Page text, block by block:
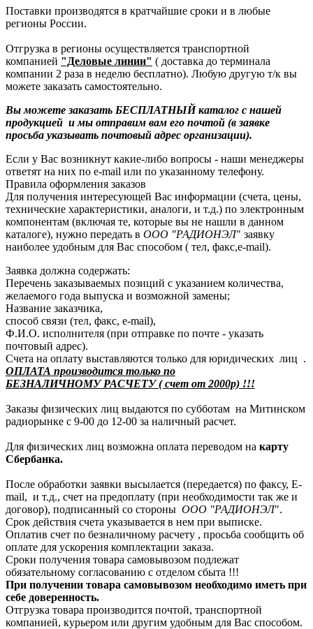
Поставки производятся в кратчайшие сроки и в любые
регионы России.
Отгрузка в регионы осуществляется транспортной
компанией "Деловые линии" ( доставка до терминала
компании 2 раза в неделю бесплатно). Любую другую т/к вы
можете заказать самостоятельно.
Вы можете заказать БЕСПЛАТНЫЙ каталог с нашей
продукцией и мы отправим вам его почтой (в заявке
просьба указывать почтовый адрес организации).
Если у Вас возникнут какие-либо вопросы - наши менеджеры
ответят на них по e-mail или по указанному телефону.
Правила оформления заказов
Для получения интересующей Вас информации (счета, цены,
технические характеристики, аналоги, и т.д.) по электронным
компонентам (включая те, которые вы не нашли в данном
каталоге), нужно передать в ООО "РАДИОНЭЛ" заявку
наиболее удобным для Вас способом ( тел, факс,e-mail).
Заявка должна содержать:
Перечень заказываемых позиций с указанием количества,
желаемого года выпуска и возможной замены;
Название заказчика,
способ связи (тел, факс, e-mail),
Ф.И.О. исполнителя (при отправке по почте - указать
почтовый адрес).
Счета на оплату выставляются только для юридических лиц .
ОПЛАТА производится только по
БЕЗНАЛИЧНОМУ РАСЧЕТУ ( счет от 2000р) !!!
Заказы физических лиц выдаются по субботам на Митинском
радиорынке с 9-00 до 12-00 за наличный расчет.
Для физических лиц возможна оплата переводом на карту
Сбербанка.
После обработки заявки высылается (передается) по факсу, E-
mail, и т.д., счет на предоплату (при необходимости так же и
договор), подписанный со стороны ООО "РАДИОНЭЛ".
Срок действия счета указывается в нем при выписке.
Оплатив счет по безналичному расчету , просьба сообщить об
оплате для ускорения комплектации заказа.
Сроки получения товара самовывозом подлежат
обязательному согласованию с отделом сбыта !!!
При получении товара самовывозом необходимо иметь при
себе доверенность.
Отгрузка товара производится почтой, транспортной
компанией, курьером или другим удобным для Вас способом.